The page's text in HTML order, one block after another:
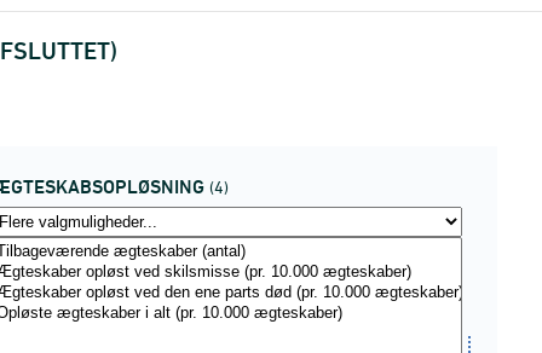
(4)